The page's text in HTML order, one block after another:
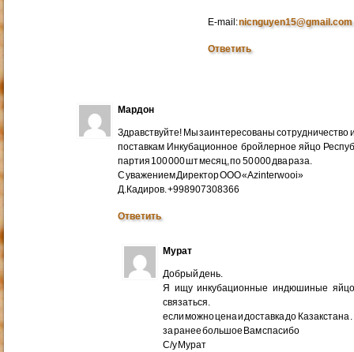
E-mail:nicnguyen15@gmail.com
Ответить
Мардон
Здравствуйте! Мы заинтересованы сотрудничество
поставкам Инкубационное бройлерное яйцо
партия 100 000 шт месяц, по 50 000 два раза.
С уважением Директор ООО «Azinterwooi»
Д.Кадиров. +998907308366
Ответить
Мурат
Добрый день.
Я ищу инкубационные индюшиные
связаться.
если можно цена и доставка до Казакстана .
за ранее большое Вам спасибо
С/у Мурат